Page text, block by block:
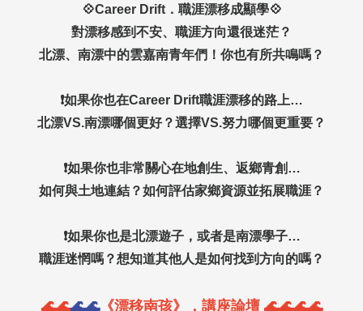
💠Career Drift．職涯漂移成顯學💠
對漂移感到不安、職涯方向還很迷茫？
北漂、南漂中的雲嘉南青年們！你也有所共鳴嗎？
❗如果你也在Career Drift職涯漂移的路上…
北漂VS.南漂哪個更好？選擇VS.努力哪個更重要？
❗如果你也非常關心在地創生、返鄉青創…
如何與土地連結？如何評估家鄉資源並拓展職涯？
❗如果你也是北漂遊子，或者是南漂學子…
職涯迷惘嗎？想知道其他人是如何找到方向的嗎？
🌊🌊🌊🌊《漂移南孩》．講座論壇 🌊🌊🌊🌊